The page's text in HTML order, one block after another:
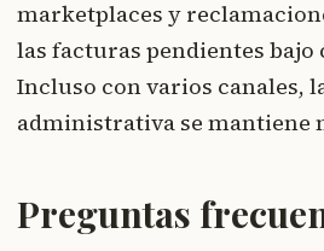
marketplaces y
las facturas pendientes
Incluso con varios canales,
administrativa se mantiene
Preguntas